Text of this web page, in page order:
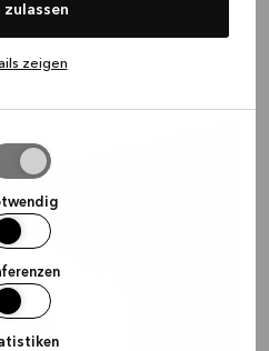
zulassen
zeigen
von Raum erzeugt.